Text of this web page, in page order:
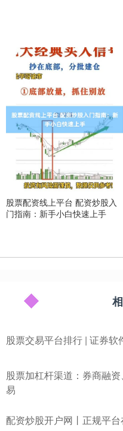
股票配资线上平台 配资炒股入
门指南：新手小白快速上手
股票交易平台排行 | 证券软
股票加杠杆渠道：券商融
易
配资炒股开户网丨正规平